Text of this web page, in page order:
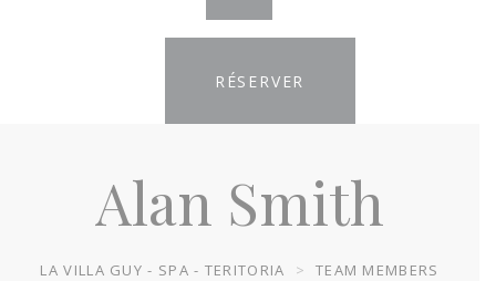
RÉSERVER
Alan Smith
LA VILLA GUY - SPA - TERITORIA >
TEAM MEMBERS